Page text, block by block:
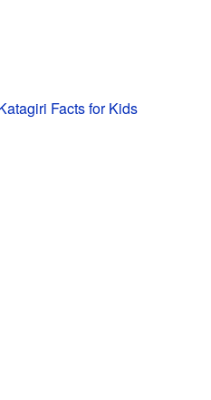
Facts for Kids